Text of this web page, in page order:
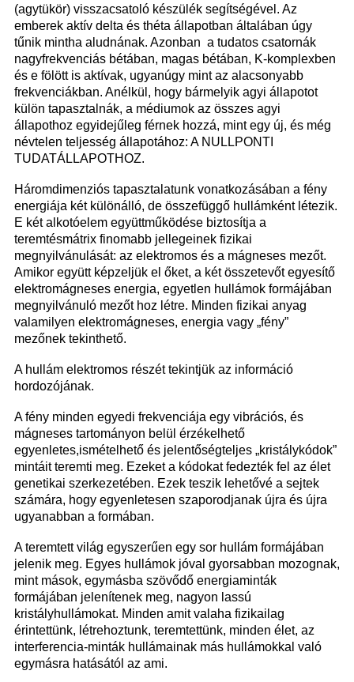
(agytükör) visszacsatoló készülék segítségével. Az
emberek aktív delta és théta állapotban általában úgy
tűnik mintha aludnának. Azonban a tudatos csatornák
nagyfrekvenciás bétában, magas bétában, K-komplexben
és e fölött is aktívak, ugyanúgy mint az alacsonyabb
frekvenciákban. Anélkül, hogy bármelyik agyi állapotot
külön tapasztalnák, a médiumok az összes agyi
állapothoz egyidejűleg férnek hozzá, mint egy új, és még
névtelen teljesség állapotához: A NULLPONTI
TUDATÁLLAPOTHOZ.
Háromdimenziós tapasztalatunk vonatkozásában a fény
energiája két különálló, de összefüggő hullámként létezik.
E két alkotóelem együttműködése biztosítja a
teremtésmátrix finomabb jellegeinek fizikai
megnyilvánulását: az elektromos és a mágneses mezőt.
Amikor együtt képzeljük el őket, a két összetevőt egyesítő
elektromágneses energia, egyetlen hullámok formájában
megnyilvánuló mezőt hoz létre. Minden fizikai anyag
valamilyen elektromágneses, energia vagy „fény”
mezőnek tekinthető.
A hullám elektromos részét tekintjük az információ
hordozójának.
A fény minden egyedi frekvenciája egy vibrációs, és
mágneses tartományon belül érzékelhető
egyenletes,ismételhető és jelentőségteljes „kristálykódok”
mintáit teremti meg. Ezeket a kódokat fedezték fel az élet
genetikai szerkezetében. Ezek teszik lehetővé a sejtek
számára, hogy egyenletesen szaporodjanak újra és újra
ugyanabban a formában.
A teremtett világ egyszerűen egy sor hullám formájában
jelenik meg. Egyes hullámok jóval gyorsabban mozognak,
mint mások, egymásba szövődő energiaminták
formájában jelenítenek meg, nagyon lassú
kristályhullámokat. Minden amit valaha fizikailag
érintettünk, létrehoztunk, teremtettünk, minden élet, az
interferencia-minták hullámainak más hullámokkal való
egymásra hatásától az ami.